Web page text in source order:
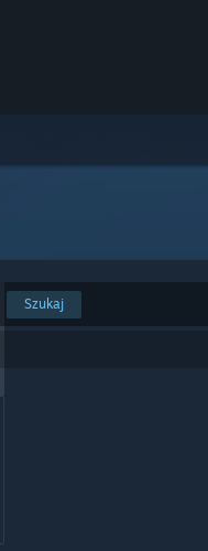
Szukaj